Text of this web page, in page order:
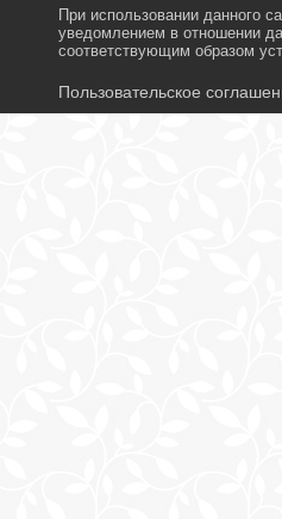
При использовании данного
уведомлением в отношении
соответствующим образом
Пользовательское